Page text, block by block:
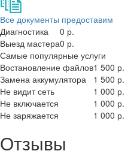
Все документы предоставим
Диагностика
0 р.
Выезд мастера0 р.
Самые популярные услуги
Востановление файлов1 500 р.
Замена аккумулятора
1 500 р.
Не видит сеть
1 000 р.
Не включается
1 000 р.
Не заряжается
1 000 р.
Отзывы